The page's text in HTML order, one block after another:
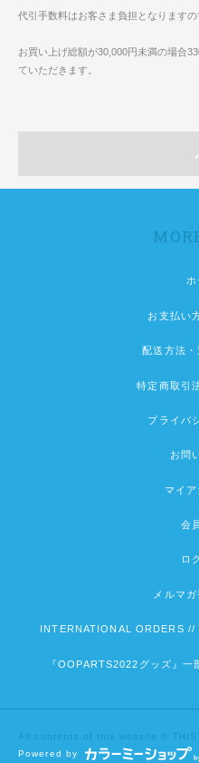
代引手数料はお客さま負担となりますの
お買い上げ総額が30,000円未満の場合
ていただきます。
ホ
お支払い
配送方法
特定商取引
プライバ
お問
マイア
会
ロ
メルマ
INTERNATIONAL ORDERS
『OOPARTS2022グッズ』
All contents of this website ©
Powered by